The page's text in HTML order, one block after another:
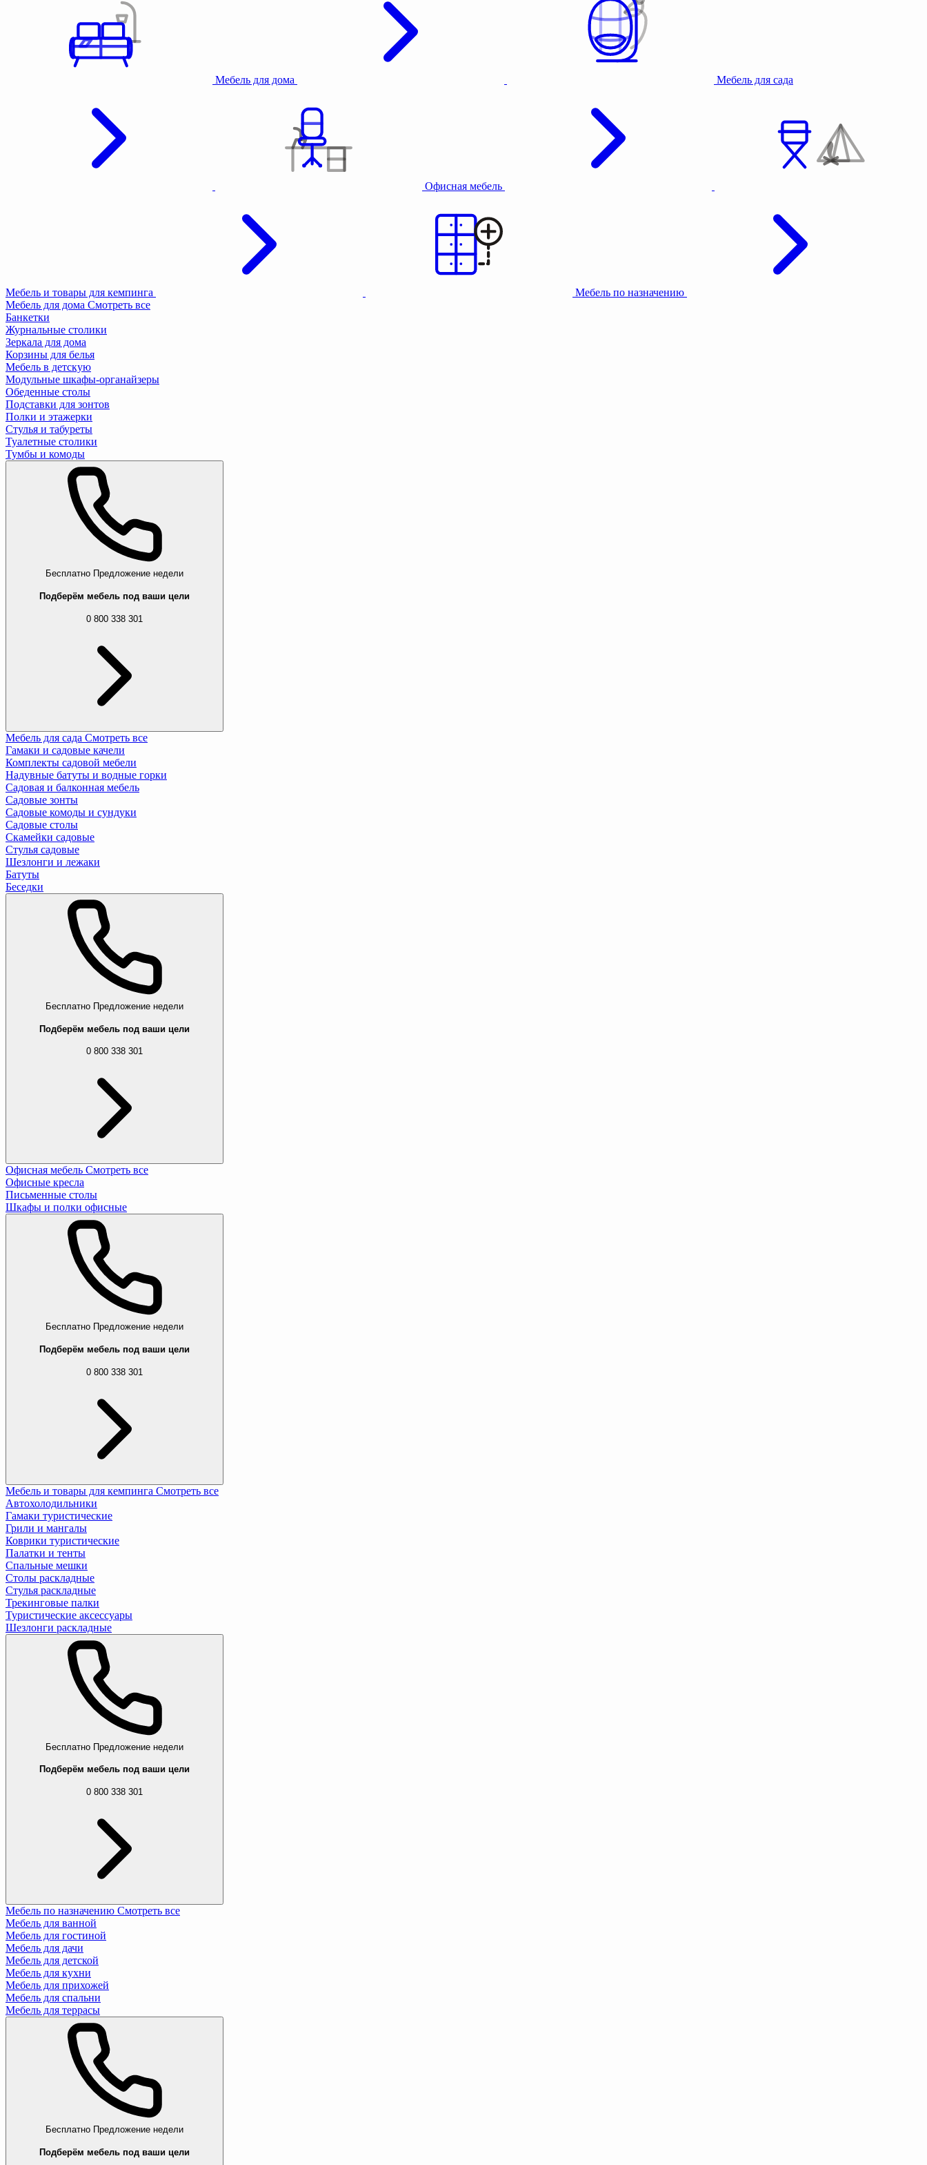
Мебель для дома Мебель для сада
Офисная мебель
Мебель и товары для кемпинга
Мебель по назначению
Мебель для дома Смотреть все
Банкетки
Журнальные столики
Зеркала для дома
Корзины для белья
Мебель в детскую
Модульные шкафы-органайзеры
Обеденные столы
Подставки для зонтов
Полки и этажерки
Стулья и табуреты
Туалетные столики
Тумбы и комоды
Бесплатно Предложение недели
Подберём мебель под ваши цели
0 800 338 301
Мебель для сада Смотреть все
Гамаки и садовые качели
Комплекты садовой мебели
Надувные батуты и водные горки
Садовая и балконная мебель
Садовые зонты
Садовые комоды и сундуки
Садовые столы
Скамейки садовые
Стулья садовые
Шезлонги и лежаки
Батуты
Беседки
Бесплатно Предложение недели
Подберём мебель под ваши цели
0 800 338 301
Офисная мебель Смотреть все
Офисные кресла
Письменные столы
Шкафы и полки офисные
Бесплатно Предложение недели
Подберём мебель под ваши цели
0 800 338 301
Мебель и товары для кемпинга Смотреть все
Автохолодильники
Гамаки туристические
Грили и мангалы
Коврики туристические
Палатки и тенты
Спальные мешки
Столы раскладные
Стулья раскладные
Трекинговые палки
Туристические аксессуары
Шезлонги раскладные
Бесплатно Предложение недели
Подберём мебель под ваши цели
0 800 338 301
Мебель по назначению Смотреть все
Мебель для ванной
Мебель для гостиной
Мебель для дачи
Мебель для детской
Мебель для кухни
Мебель для прихожей
Мебель для спальни
Мебель для террасы
Бесплатно Предложение недели
Подберём мебель под ваши цели